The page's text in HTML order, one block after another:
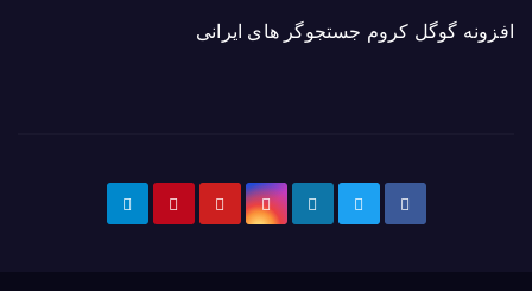
افزونه گوگل کروم جستجوگر های ایرانی